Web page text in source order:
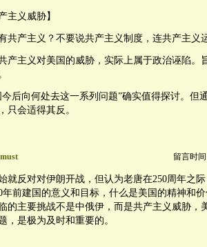
主义威胁】
共产主义？不要说共产主义制度，连共产主义
产主义对美国的威胁，实际上属于政治诬陷。
今后向何处去这一系列问题”确实值得探讨。但
只会适得其反。
must 留言时间
就反对对伊朗开战，但认为老唐在250周年之
年前建国的意义和目标，什么是美国的精神和
的主要挑战不是中俄伊，而是共产主义威胁，
，是极为及时和重要的。